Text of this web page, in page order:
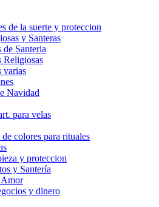
de la suerte y proteccion
y Santeras
de Santeria
Religiosas
varias
Navidad
para velas
colores para rituales
y proteccion
y Santería
Amor
y dinero